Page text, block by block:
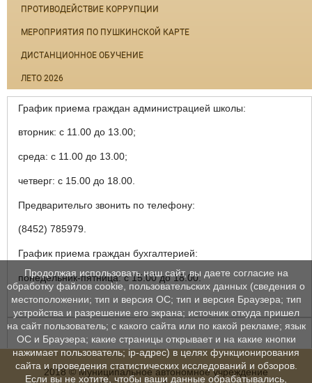
ПРОТИВОДЕЙСТВИЕ КОРРУПЦИИ
МЕРОПРИЯТИЯ ПО ПУШКИНСКОЙ КАРТЕ
ДИСТАНЦИОННОЕ ОБУЧЕНИЕ
ЛЕТО 2026
График приема граждан администрацией школы:
вторник: с 11.00 до 13.00;
среда: с 11.00 до 13.00;
четверг: с 15.00 до 18.00.
Предварительго звонить по телефону:
(8452) 785979.
График приема граждан бухгалтерией:
понедельник-пятница: с 15.00 до 18.00.
2018 © Муниципальное автономное учреждение
Продолжая использовать наш сайт, вы даете согласие на
обработку файлов cookie, пользовательских данных (сведения о
местоположении; тип и версия ОС; тип и версия Браузера; тип
устройства и разрешение его экрана; источник откуда пришел
на сайт пользователь; с какого сайта или по какой рекламе; язык
ОС и Браузера; какие страницы открывает и на какие кнопки
нажимает пользователь; ip-адрес) в целях функционирования
сайта и проведения статистических исследований и обзоров.
Если вы не хотите, чтобы ваши данные обрабатывались,